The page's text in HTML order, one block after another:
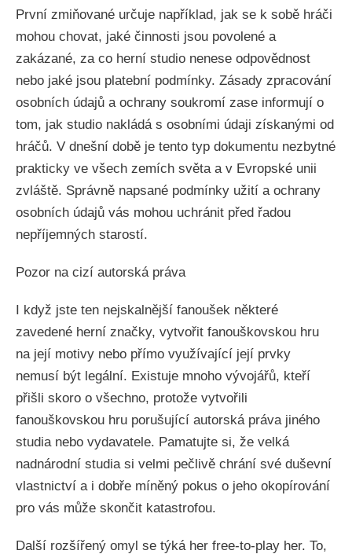
První zmiňované určuje například, jak se k sobě hráči
mohou chovat, jaké činnosti jsou povolené a
zakázané, za co herní studio nenese odpovědnost
nebo jaké jsou platební podmínky. Zásady zpracování
osobních údajů a ochrany soukromí zase informují o
tom, jak studio nakládá s osobními údaji získanými od
hráčů. V dnešní době je tento typ dokumentu nezbytné
prakticky ve všech zemích světa a v Evropské unii
zvláště. Správně napsané podmínky užití a ochrany
osobních údajů vás mohou uchránit před řadou
nepříjemných starostí.
Pozor na cizí autorská práva
I když jste ten nejskalnější fanoušek některé
zavedené herní značky, vytvořit fanouškovskou hru
na její motivy nebo přímo využívající její prvky
nemusí být legální. Existuje mnoho vývojářů, kteří
přišli skoro o všechno, protože vytvořili
fanouškovskou hru porušující autorská práva jiného
studia nebo vydavatele. Pamatujte si, že velká
nadnárodní studia si velmi pečlivě chrání své duševní
vlastnictví a i dobře míněný pokus o jeho okopírování
pro vás může skončit katastrofou.
Další rozšířený omyl se týká her free-to-play her. To,